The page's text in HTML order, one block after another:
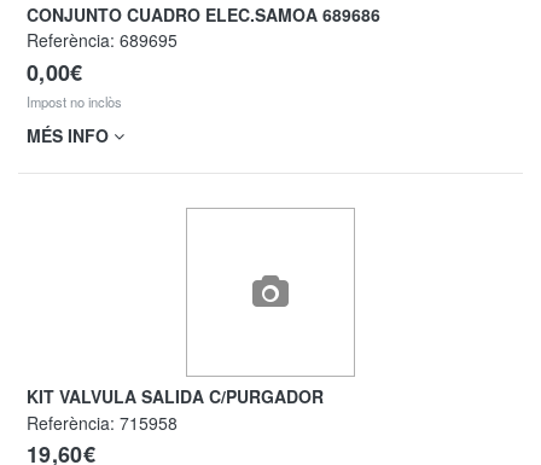
CONJUNTO CUADRO ELEC.SAMOA 689686
Referència: 689695
0,00€
Impost no inclòs
MÉS INFO
KIT VALVULA SALIDA C/PURGADOR
Referència: 715958
19,60€